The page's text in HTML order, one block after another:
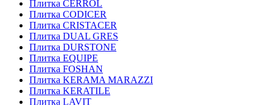
Плитка CERROL
Плитка CODICER
Плитка CRISTACER
Плитка DUAL GRES
Плитка DURSTONE
Плитка EQUIPE
Плитка FOSHAN
Плитка KERAMA MARAZZI
Плитка KERATILE
Плитка LAVIT